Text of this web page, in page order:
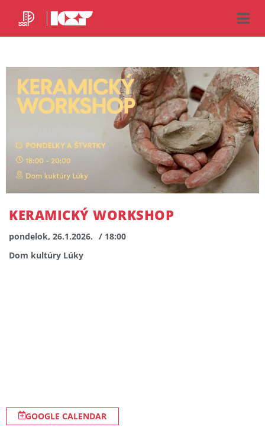
KERAMICKÝ WORKSHOP
pondelok, 26.1.2026. / 18:00
Dom kultúry Lúky
GOOGLE CALENDAR